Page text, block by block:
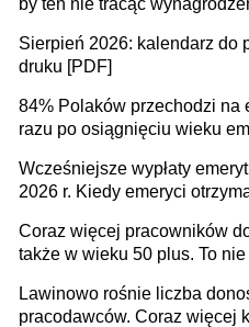
by ten nie tracąc
sprawdza
Sierpień 2026: kalendarz do
druku [PDF]
84% Polaków przechodzi na
razu po osiągnięciu wieku
dłużej, ale czy jest w stanie?
45+ to siła napędowa
Wcześniejsze wypłaty
2026 r. Kiedy emeryci
Coraz więcej pracowników
także w wieku 50 plus. To nie
życia
Lawinowo rośnie liczba
pracodawców. Coraz więcej